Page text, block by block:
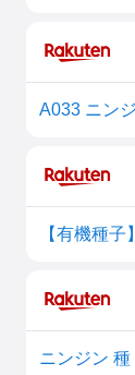
ニンジン